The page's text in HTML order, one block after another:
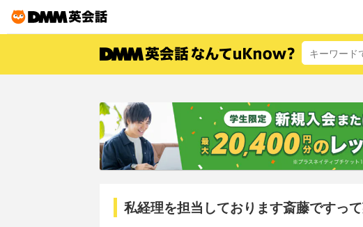
私経理を担当しております斎藤ですっ